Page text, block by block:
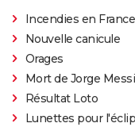
Incendies en France
Nouvelle canicule
Orages
Mort de Jorge Messi
Résultat Loto
Lunettes pour